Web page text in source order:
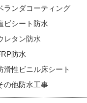
ランダコーティング
ビシート防水
レタン防水
防水
滑性ビニル床シート
の他防水工事